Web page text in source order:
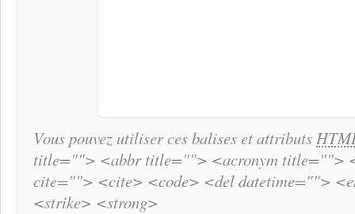
Vous pouvez utiliser ces balises et attributs
title=""> <abbr title=""> <acronym title="">
cite=""> <cite> <code> <del datetime="">
<strike> <strong>